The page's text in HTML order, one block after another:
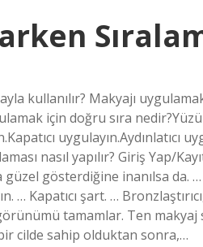
kullanılır? Makyajı
için doğru sıra
uygulayın.Aydınlatıcı
nasıl yapılır? Giriş Yap/
gösterdiğine inanılsa da. …
… Kapatıcı şart. …
tamamlar. Ten makyaj
cilde sahip olduktan sonra,…